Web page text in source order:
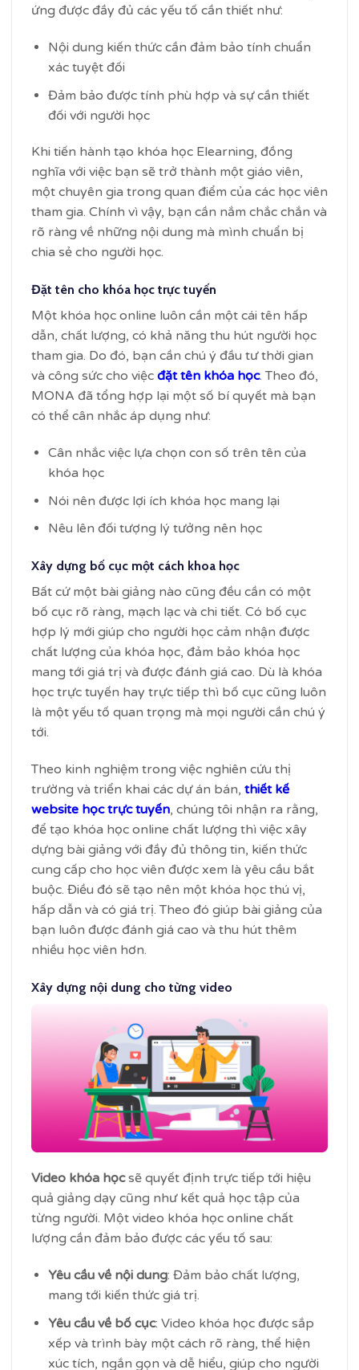
ứng được đầy đủ các yếu tố cần thiết như:
Nội dung kiến thức cần đảm bảo tính chuẩn
xác tuyệt đối
Đảm bảo được tính phù hợp và sự cần thiết
đối với người học
Khi tiến hành tạo khóa học Elearning, đồng
nghĩa với việc bạn sẽ trở thành một giáo viên,
một chuyên gia trong quan điểm của các học viên
tham gia. Chính vì vậy, bạn cần nắm chắc chắn và
rõ ràng về những nội dung mà mình chuẩn bị
chia sẻ cho người học.
Đặt tên cho khóa học trực tuyến
Một khóa học online luôn cần một cái tên hấp
dẫn, chất lượng, có khả năng thu hút người học
tham gia. Do đó, bạn cần chú ý đầu tư thời gian
và công sức cho việc đặt tên khóa học. Theo đó,
MONA đã tổng hợp lại một số bí quyết mà bạn
có thể cân nhắc áp dụng như:
Cân nhắc việc lựa chọn con số trên tên của
khóa học
Nói nên được lợi ích khóa học mang lại
Nêu lên đối tượng lý tưởng nên học
Xây dựng bố cục một cách khoa học
Bất cứ một bài giảng nào cũng đều cần có một
bố cục rõ ràng, mạch lạc và chi tiết. Có bố cục
hợp lý mới giúp cho người học cảm nhận được
chất lượng của khóa học, đảm bảo khóa học
mang tới giá trị và được đánh giá cao. Dù là khóa
học trực tuyến hay trực tiếp thì bố cục cũng luôn
là một yếu tố quan trọng mà mọi người cần chú ý
tới.
Theo kinh nghiệm trong việc nghiên cứu thị
trường và triển khai các dự án bán, thiết kế
website học trực tuyến, chúng tôi nhận ra rằng,
để tạo khóa học online chất lượng thì việc xây
dựng bài giảng với đầy đủ thông tin, kiến thức
cung cấp cho học viên được xem là yêu cầu bắt
buộc. Điều đó sẽ tạo nên một khóa học thú vị,
hấp dẫn và có giá trị. Theo đó giúp bài giảng của
bạn luôn được đánh giá cao và thu hút thêm
nhiều học viên hơn.
Xây dựng nội dung cho từng video
Video khóa họcsẽ quyết định trực tiếp tới hiệu
quả giảng dạy cũng như kết quả học tập của
từng người. Một video khóa học online chất
lượng cần đảm bảo được các yếu tố sau:
Yêu cầu về nội dung: Đảm bảo chất lượng,
mang tới kiến thức giá trị.
Yêu cầu về bố cục: Video khóa học được sắp
xếp và trình bày một cách rõ ràng, thể hiện
xúc tích, ngắn gọn và dễ hiểu, giúp cho người